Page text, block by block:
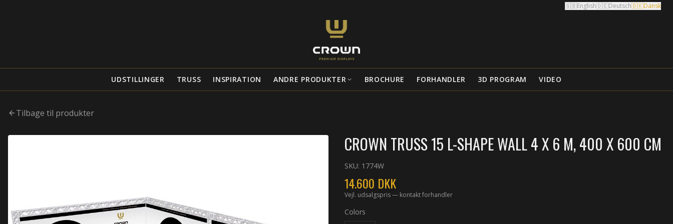
🇬🇧English🇩🇪Deutsch🇩🇰Dansk
UDSTILLINGER TRUSS INSPIRATION ANDRE PRODUKTER BROCHURE FORHANDLER 3D PROGRAM VIDEO
Tilbage til produkter
CROWN TRUSS 15 L-SHAPE WALL 4 X 6 M, 400 X 600 CM
SKU: 1774W
14.600 DKK
Vejl. udsalgspris — kontakt forhandler
Colors